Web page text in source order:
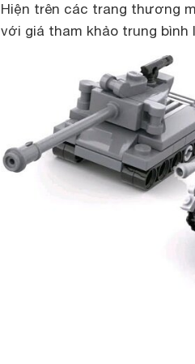
Hiện trên các trang thương
với giá tham khảo trung bình